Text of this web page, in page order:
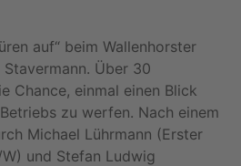
auf“ beim Wallenhorster
Über 30
Chance, einmal einen Blick
zu werfen. Nach einem
Michael Lührmann (Erster
und Stefan Ludwig